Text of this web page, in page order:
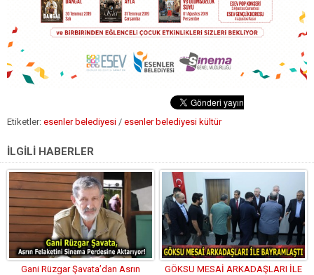
Etiketler: esenler belediyesi / esenler belediyesi kültür
İLGİLİ HABERLER
Gani Rüzgar Şavata’dan Asrın
GÖKSU MESAİ ARKADAŞLARI İLE